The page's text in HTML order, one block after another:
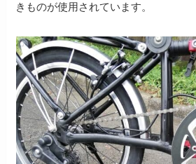
きものが使用されています。